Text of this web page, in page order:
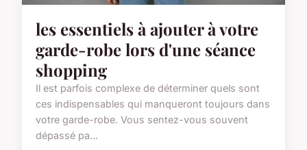
les essentiels à ajouter à votre
garde-robe lors d'une séance
shopping
Il est parfois complexe de déterminer quels sont
ces indispensables qui manqueront toujours dans
votre garde-robe. Vous sentez-vous souvent
dépassé pa...